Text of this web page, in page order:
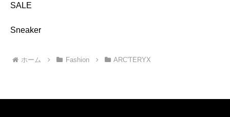
SALE
Sneaker
ホーム Fashion ARC'TERYX